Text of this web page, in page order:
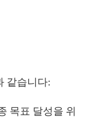
같습니다:
목표 달성을 위